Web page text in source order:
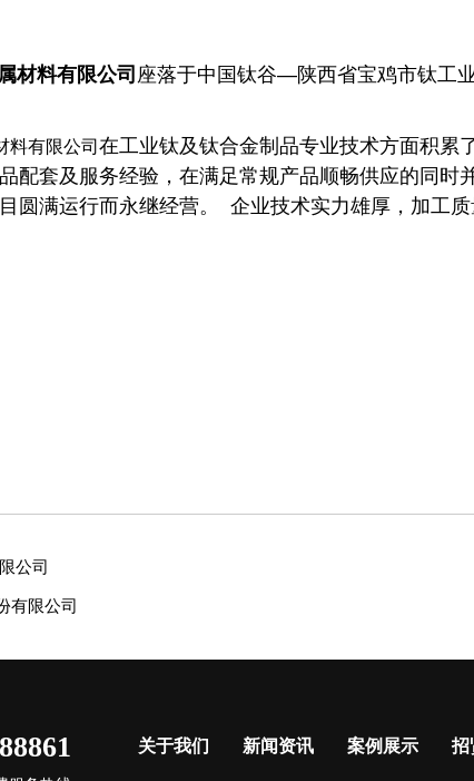
材料有限公司 座落于中国钛谷—陕西省宝鸡市钛工
有限公司 在工业钛及钛合金制品专业技术方面积累
配套及服务经验，在满足常规产品顺畅供应的同
圆满运行而永继经营。 企业技术实力雄厚，加工
公司
有限公司
关于我们 新闻资讯 案例展示 招